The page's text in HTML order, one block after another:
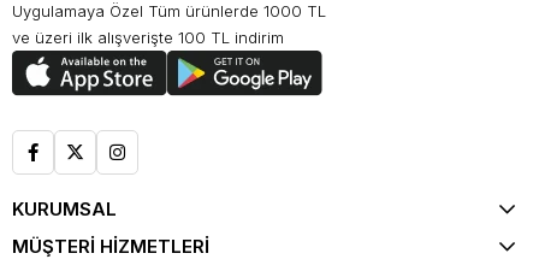
Uygulamaya Özel Tüm ürünlerde 1000 TL
ve üzeri ilk alışverişte 100 TL indirim
KURUMSAL
MÜŞTERİ HİZMETLERİ